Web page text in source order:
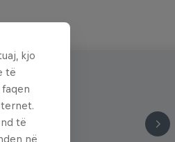
kjo
të
të
në